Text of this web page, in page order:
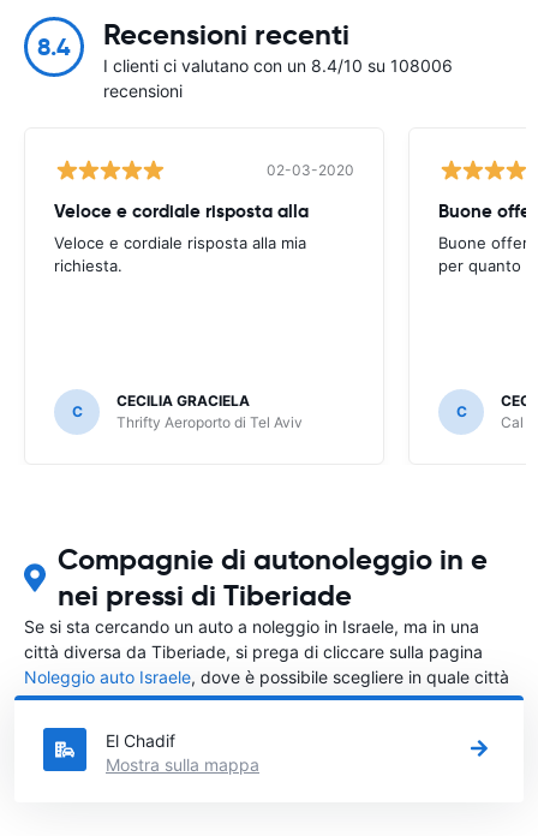
8.4 Recensioni recenti
I clienti ci valutano con un 8.4/10 su 108006
recensioni
02-03-2020
Veloce e cordiale risposta alla
Veloce e cordiale risposta alla mia
richiesta.
C
CECILIA GRACIELA
Thrifty Aeroporto di Tel Aviv
Buone
Buone
per quanto
C
Cal
Compagnie di autonoleggio in e
nei pressi di Tiberiade
Se si sta cercando un auto a noleggio in Israele, ma in una
città diversa da Tiberiade, si prega di cliccare sulla pagina
Noleggio auto Israele, dove è possibile scegliere in quale città
in Israele si vuole noleggiare l'auto.
El Chadif
Mostra sulla mappa